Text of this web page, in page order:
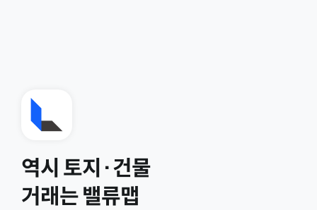
역시 토지·건물
거래는 밸류맵